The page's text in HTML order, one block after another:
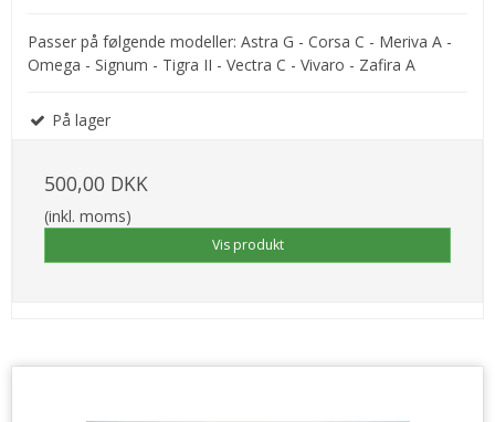
Passer på følgende modeller: Astra G - Corsa C - Meriva A -
Omega - Signum - Tigra II - Vectra C - Vivaro - Zafira A
På lager
500,00 DKK
(inkl. moms)
Vis produkt